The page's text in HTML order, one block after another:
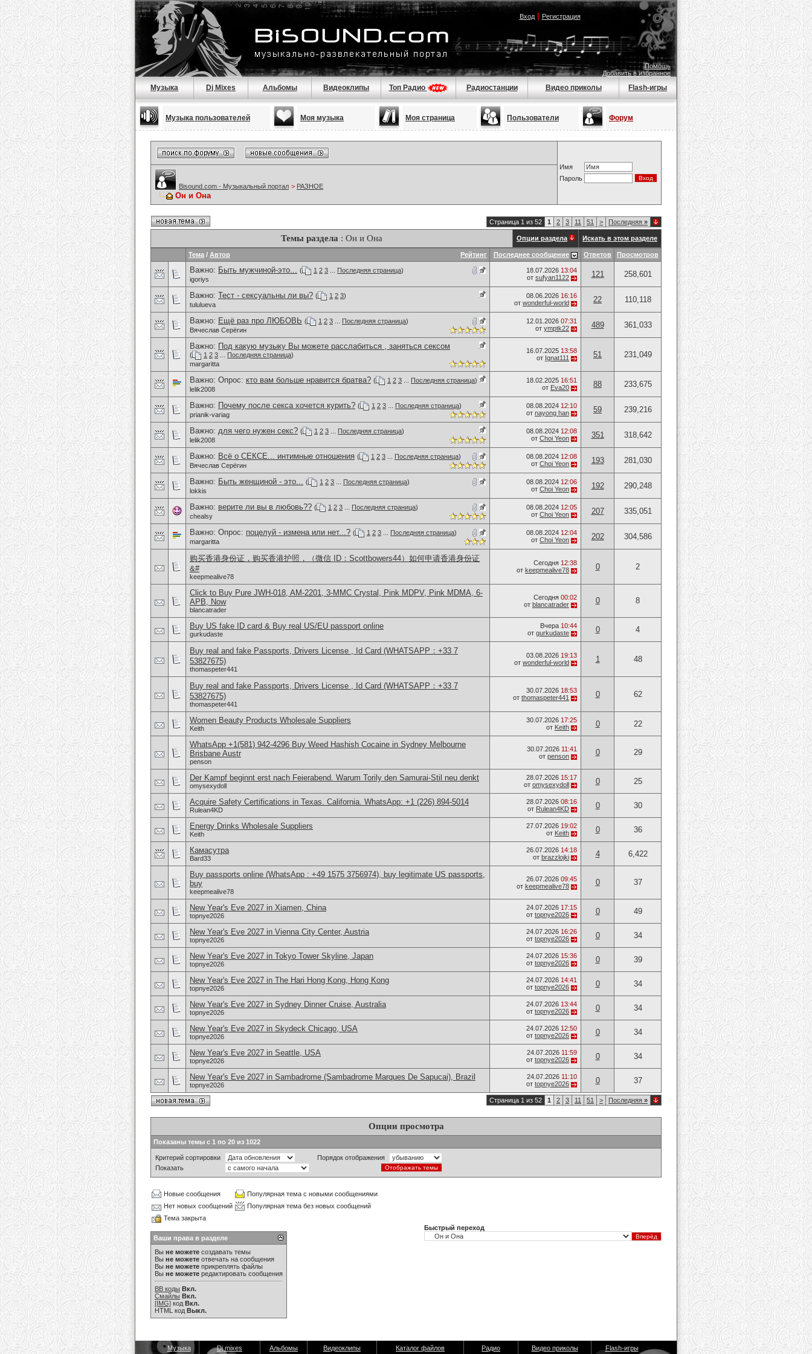
Вход| Регистрация
Помощь
Добавить в избранное
Музыка Dj Mixes Альбомы Видеоклипы Топ Радио Радиостанции Видео приколы Flash-игры
Музыка пользователей Моя музыка Моя страница Пользователи Форум
Имя
Пароль
Bisound.com - Музыкальный портал > РАЗНОЕ
Он и Она
Страница 1 из 52 1 2 3 11 51 > Последняя »
Темы раздела : Он и Она Опции раздела Искать в этом разделе
Рейтинг
Тема / Автор Последнее сообщение Ответов Просмотров
Важно: Быть мужчиной-это... ( 1 2 3 Последняя страница)
igoriys
18.07.2026 13:04
от sufyan1122 121 258,601
Важно: Тест - сексуальны ли вы? ( 1 2 3)
tululueva
08.06.2026 16:16
от wonderful-world 22 110,118
Важно: Ещё раз про ЛЮБОВЬ ( 1 2 3 Последняя страница)
Вячеслав Серёгин
12.01.2026 07:31
от ymptk22 489 361,033
Важно: Под какую музыку Вы можете расслабиться , заняться сексом
( 1 2 3 Последняя страница)
margaritta
16.07.2025 13:58
от Ignat111 51 231,049
Важно: Опрос: кто вам больше нравится братва? ( 1 2 3 Последняя страница)
lelik2008
18.02.2025 16:51
от Eva20 88 233,675
Важно: Почему после секса хочется курить? ( 1 2 3 Последняя страница)
prianik-variag
08.08.2024 12:10
от nayong han 59 239,216
Важно: для чего нужен секс? ( 1 2 3 Последняя страница)
lelik2008
08.08.2024 12:08
от Choi Yeon 351 318,642
Важно: Всё о СЕКСЕ... интимные отношения ( 1 2 3 Последняя страница)
Вячеслав Серёгин
08.08.2024 12:08
от Choi Yeon 193 281,030
Важно: Быть женщиной - это... ( 1 2 3 Последняя страница)
lokkis
08.08.2024 12:06
от Choi Yeon 192 290,248
Важно: верите ли вы в любовь?? ( 1 2 3 Последняя страница)
chealsy
08.08.2024 12:05
от Choi Yeon 207 335,051
Важно: Опрос: поцелуй - измена или нет...? ( 1 2 3 Последняя страница)
margaritta
08.08.2024 12:04
от Choi Yeon 202 304,586
购买香港身份证，购买香港护照，（微信 ID：Scottbowers44）如何申请香港身份证
&#
keepmealive78
Сегодня 12:38
от keepmealive78 0 2
Click to Buy Pure JWH-018, AM-2201, 3-MMC Crystal, Pink MDPV, Pink MDMA, 6-
APB, Now
blancatrader
Сегодня 00:02
от blancatrader 0 8
Buy US fake ID card & Buy real US/EU passport online
gurkudaste
Вчера 10:44
от gurkudaste 0 4
Buy real and fake Passports, Drivers License , Id Card (WHATSAPP：+33 7
53827675)
thomaspeter441
03.08.2026 19:13
от wonderful-world 1 48
Buy real and fake Passports, Drivers License , Id Card (WHATSAPP：+33 7
53827675)
thomaspeter441
30.07.2026 18:53
от thomaspeter441 0 62
Women Beauty Products Wholesale Suppliers
Keith
30.07.2026 17:25
от Keith 0 22
WhatsApp +1(581) 942-4296 Buy Weed Hashish Cocaine in Sydney Melbourne
Brisbane Austr
penson
30.07.2026 11:41
от penson 0 29
Der Kampf beginnt erst nach Feierabend. Warum Torily den Samurai-Stil neu denkt
omysexydoll
28.07.2026 15:17
от omysexydoll 0 25
Acquire Safety Certifications in Texas. California. WhatsApp: +1 (226) 894-5014
Rulean4KD
28.07.2026 08:16
от Rulean4KD 0 30
Energy Drinks Wholesale Suppliers
Keith
27.07.2026 19:02
от Keith 0 36
Камасутра
Bard33
26.07.2026 14:18
от brazzlojki 4 6,422
Buy passports online (WhatsApp : +49 1575 3756974), buy legitimate US passports,
buy
keepmealive78
26.07.2026 09:45
от keepmealive78 0 37
New Year's Eve 2027 in Xiamen, China
topnye2026
24.07.2026 17:15
от topnye2026 0 49
New Year's Eve 2027 in Vienna City Center, Austria
topnye2026
24.07.2026 16:26
от topnye2026 0 34
New Year's Eve 2027 in Tokyo Tower Skyline, Japan
topnye2026
24.07.2026 15:36
от topnye2026 0 39
New Year's Eve 2027 in The Hari Hong Kong, Hong Kong
topnye2026
24.07.2026 14:41
от topnye2026 0 34
New Year's Eve 2027 in Sydney Dinner Cruise, Australia
topnye2026
24.07.2026 13:44
от topnye2026 0 34
New Year's Eve 2027 in Skydeck Chicago, USA
topnye2026
24.07.2026 12:50
от topnye2026 0 34
New Year's Eve 2027 in Seattle, USA
topnye2026
24.07.2026 11:59
от topnye2026 0 34
New Year's Eve 2027 in Sambadrome (Sambadrome Marques De Sapucai), Brazil
topnye2026
24.07.2026 11:10
от topnye2026 0 37
Страница 1 из 52 1 2 3 11 51 > Последняя »
Опции просмотра
Показаны темы с 1 по 20 из 1022
Критерий сортировки
Порядок отображения
Показать
Новые сообщения
Популярная тема с новыми сообщениями
Нет новых сообщений
Популярная тема без новых сообщений
Тема закрыта
Ваши права в разделе
Вы не можете создавать темы
Вы не можете отвечать на сообщения
Вы не можете прикреплять файлы
Вы не можете редактировать сообщения
BB коды Вкл.
Смайлы Вкл.
[IMG] код Вкл.
HTML код Выкл.
Быстрый переход
Музыка Dj mixes Альбомы Видеоклипы Каталог файлов Радио Видео приколы Flash-игры